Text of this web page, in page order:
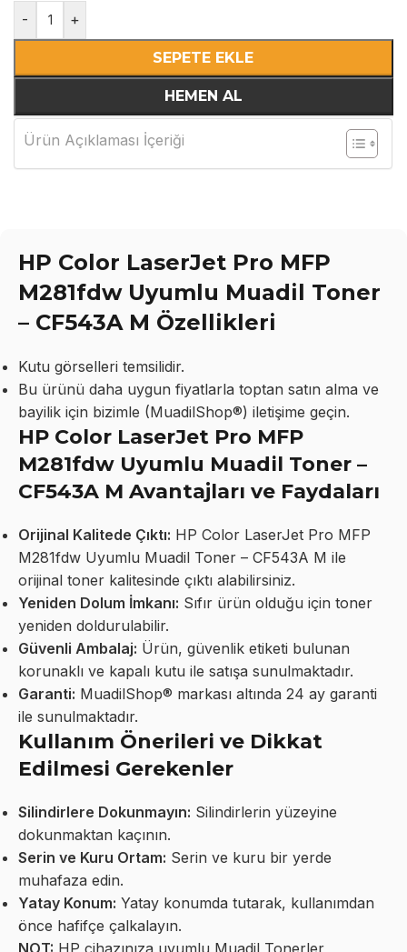
- +
SEPETE EKLE
HEMEN AL
Ürün Açıklaması İçeriği
HP Color LaserJet Pro MFP
M281fdw Uyumlu Muadil Toner
– CF543A M Özellikleri
Kutu görselleri temsilidir.
Bu ürünü daha uygun fiyatlarla toptan satın alma ve
bayilik için bizimle (MuadilShop®) iletişime geçin.
HP Color LaserJet Pro MFP
M281fdw Uyumlu Muadil Toner –
CF543A M Avantajları ve Faydaları
Orijinal Kalitede Çıktı: HP Color LaserJet Pro MFP
M281fdw Uyumlu Muadil Toner – CF543A M ile
orijinal toner kalitesinde çıktı alabilirsiniz.
Yeniden Dolum İmkanı: Sıfır ürün olduğu için toner
yeniden doldurulabilir.
Güvenli Ambalaj: Ürün, güvenlik etiketi bulunan
korunaklı ve kapalı kutu ile satışa sunulmaktadır.
Garanti: MuadilShop® markası altında 24 ay garanti
ile sunulmaktadır.
Kullanım Önerileri ve Dikkat
Edilmesi Gerekenler
Silindirlere Dokunmayın: Silindirlerin yüzeyine
dokunmaktan kaçının.
Serin ve Kuru Ortam: Serin ve kuru bir yerde
muhafaza edin.
Yatay Konum: Yatay konumda tutarak, kullanımdan
önce hafifçe çalkalayın.
NOT: HP cihazınıza uyumlu Muadil Tonerler